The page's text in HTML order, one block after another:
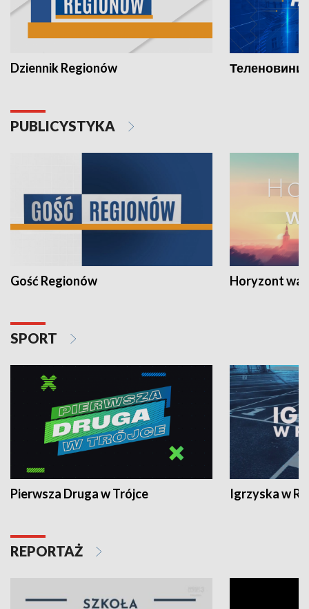
Dziennik Regionów Теленовини
PUBLICYSTYKA
Gość Regionów Horyzont
SPORT
Pierwsza Druga w Trójce Igrzyska w
REPORTAŻ